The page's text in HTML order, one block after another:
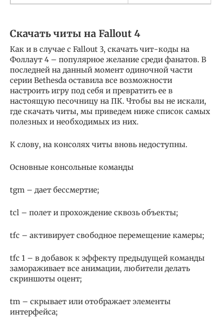
Скачать читы на Fallout 4
Как и в случае с Fallout 3, скачать чит-коды на
Фоллаут 4 – популярное желание среди фанатов. В
последней на данный момент одиночной части
серии Bethesda оставила все возможности
настроить игру под себя и превратить ее в
настоящую песочницу на ПК. Чтобы вы не искали,
где скачать читы, мы приведем ниже список самых
полезных и необходимых из них.
К слову, на консолях читы вновь недоступны.
Основные консольные команды
tgm – дает бессмертие;
tcl – полет и прохождение сквозь объекты;
tfc – активирует свободное перемещение камеры;
tfc 1 – в добавок к эффекту предыдущей команды
замораживает все анимации, любители делать
скриншоты оцент;
tm – скрывает или отображает элементы
интерфейса;